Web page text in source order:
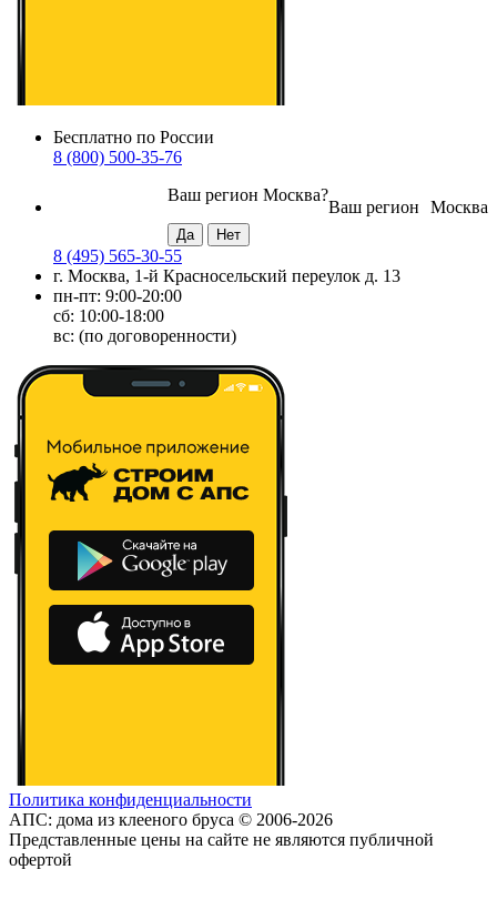
Бесплатно по России
8 (800) 500-35-76
Москва
Ваш регион
Ваш регион Москва?
8 (495) 565-30-55
г. Москва, 1-й Красносельский переулок д. 13
пн-пт: 9:00-20:00
сб: 10:00-18:00
вс: (по договоренности)
Политика конфиденциальности
АПС: дома из клееного бруса © 2006-2026
Представленные цены на сайте не являются публичной
офертой